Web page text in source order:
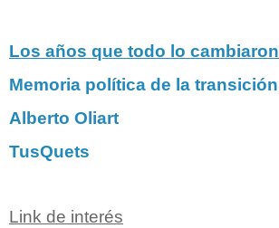
Los años que todo lo cambiaron
Memoria política de la transición
Alberto Oliart
TusQuets
Link de interés